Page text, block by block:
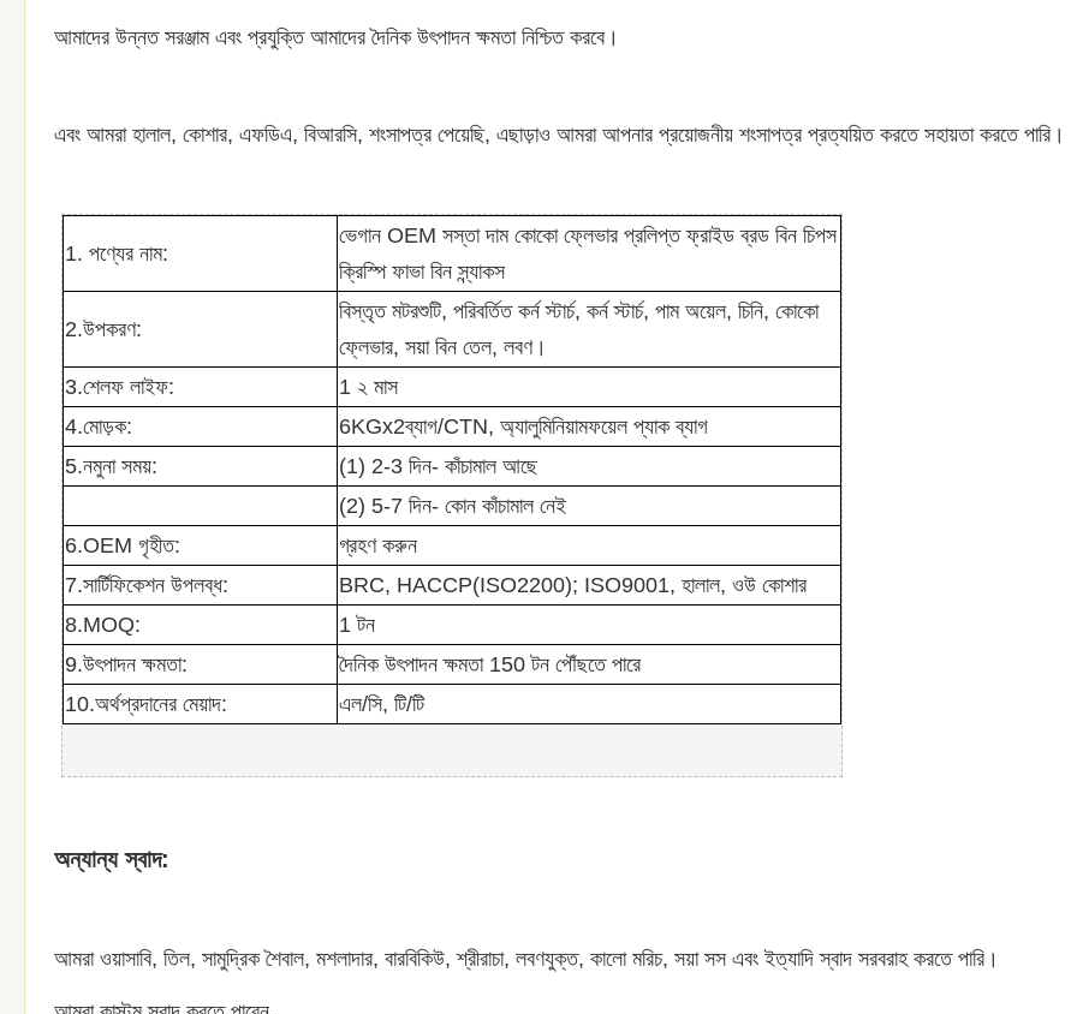
আমাদের উন্নত সরঞ্জাম এবং প্রযুক্তি আমাদের দৈনিক উৎপাদন ক্ষমতা নিশ্চিত করবে।
এবং আমরা হালাল, কোশার, এফডিএ, বিআরসি, শংসাপত্র পেয়েছি, এছাড়াও আমরা আপনার প্রয়োজনীয় শংসাপত্র প্রত্যয়িত করতে সহায়তা করতে পারি।
1. পণ্যের নাম:
ভেগান OEM সস্তা দাম কোকো ফ্লেভার প্রলিপ্ত ফ্রাইড ব্রড বিন চিপস
ক্রিস্পি ফাভা বিন স্ন্যাকস
2.উপকরণ:
বিস্তৃত মটরশুটি, পরিবর্তিত কর্ন স্টার্চ, কর্ন স্টার্চ, পাম অয়েল, চিনি, কোকো
ফ্লেভার, সয়া বিন তেল, লবণ।
3.শেলফ লাইফ:
1 ২ মাস
4.মোড়ক: 6KGx2ব্যাগ/CTN, অ্যালুমিনিয়ামফয়েল প্যাক ব্যাগ
5.নমুনা সময়:
(1) 2-3 দিন- কাঁচামাল আছে
(2) 5-7 দিন- কোন কাঁচামাল নেই
6.OEM গৃহীত:
গ্রহণ করুন
7.সার্টিফিকেশন উপলব্ধ:
BRC, HACCP(ISO2200); ISO9001, হালাল, ওউ কোশার
8.MOQ:
1 টন
9.উৎপাদন ক্ষমতা:
দৈনিক উৎপাদন ক্ষমতা 150 টন পৌঁছতে পারে
10.অর্থপ্রদানের মেয়াদ: এল/সি, টি/টি
অন্যান্য স্বাদ:
আমরা ওয়াসাবি, তিল, সামুদ্রিক শৈবাল, মশলাদার, বারবিকিউ, শ্রীরাচা, লবণযুক্ত, কালো মরিচ, সয়া সস এবং ইত্যাদি স্বাদ সরবরাহ করতে পারি।